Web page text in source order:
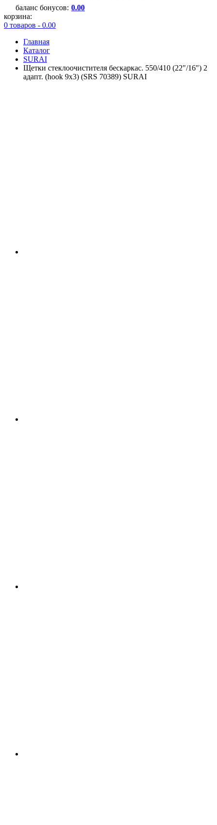
баланс бонусов: 0.00
корзина:
0 товаров - 0.00
Главная
Каталог
SURAI
Щетки стеклоочистителя бескаркас. 550/410 (22"/16") 2
адапт. (hook 9x3) (SRS 70389) SURAI